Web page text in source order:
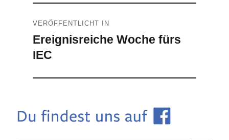
VERÖFFENTLICHT IN
Ereignisreiche Woche fürs
IEC